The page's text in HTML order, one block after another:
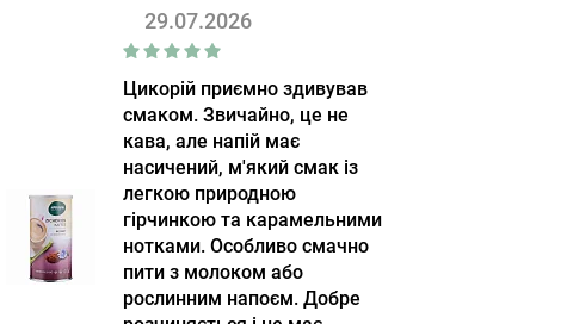
29.07.2026
Цикорій приємно здивував
смаком. Звичайно, це не
кава, але напій має
насичений, м'який смак із
легкою природною
гірчинкою та карамельними
нотками. Особливо смачно
пити з молоком або
рослинним напоєм. Добре